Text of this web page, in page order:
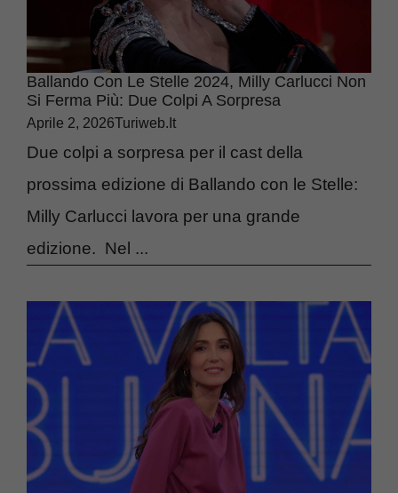
Ballando Con Le Stelle 2024, Milly Carlucci Non
Si Ferma Più: Due Colpi A Sorpresa
Aprile 2, 2026Turiweb.it
Due colpi a sorpresa per il cast della
prossima edizione di Ballando con le Stelle:
Milly Carlucci lavora per una grande
edizione. Nel ...